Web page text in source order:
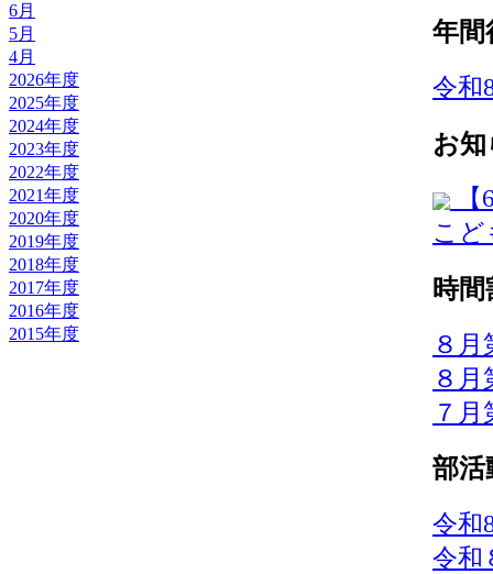
6月
5月
4月
2026年度
2025年度
2024年度
2023年度
2022年度
2021年度
2020年度
2019年度
2018年度
2017年度
2016年度
2015年度
年間
令和
お
こど
時間
８
８月
７
部活
令和
令和